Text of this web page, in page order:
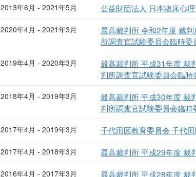
2013年6月 - 2021年5月 公益財団法人 日本臨床心
2020年4月 - 2021年3月
最高裁判所 令和2年度 裁
所調査官試験委員会臨時委
2019年4月 - 2020年3月
最高裁判所 平成31年度 裁
判所調査官試験委員会臨時
2018年4月 - 2019年3月
最高裁判所 平成30年度 裁
判所調査官試験委員会臨時
2017年4月 - 2019年3月 千代田区教育委員会 千代
2017年4月 - 2018年3月 最高裁判所 平成29年度 裁
2016年4月 - 2017年3月 最高裁判所 平成28年度 裁